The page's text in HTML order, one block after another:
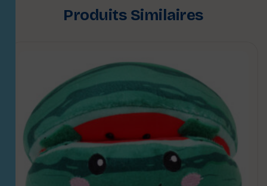
Produits Similaires